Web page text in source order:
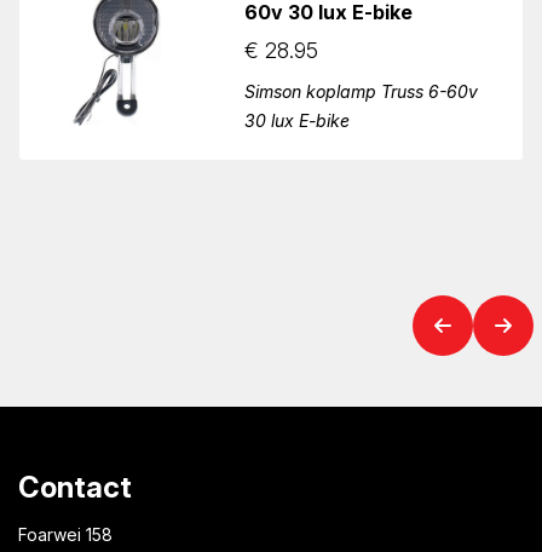
60v 30 lux E-bike
€ 28.95
Simson koplamp Truss 6-60v
30 lux E-bike
Contact
Foarwei 158